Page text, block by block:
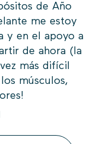
de Año
me estoy
y en el apoyo a
de ahora (la
más difícil
músculos,